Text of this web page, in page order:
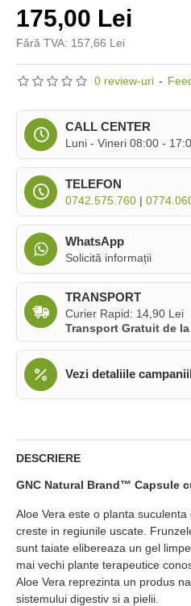
0 review-uri -
175,00 Lei
Fără TVA: 157,66 Lei
CALL CENTER
Luni - Vineri 08:00 -
TELEFON
0742.575.760 |
WhatsApp
Solicită informații
TRANSPORT
Curier Rapid: 14,90 Lei
Transport Gratuit de la
Vezi detaliile
DESCRIERE
GNC Natural Brand™ Capsule
Aloe Vera este o planta
creste in regiunile uscate.
sunt taiate elibereaza un gel
mai vechi plante terapeutice
Aloe Vera reprezinta un produs
sistemului digestiv si a pielii.